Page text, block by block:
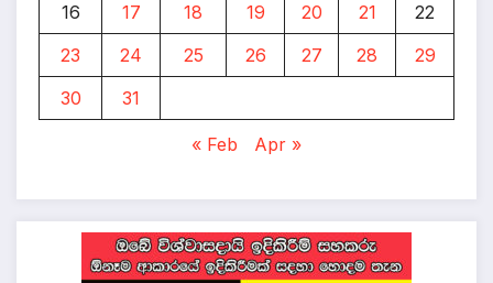
16
17 18 19 20 21
22
23
24 25 26 27 28
29
30
31
« Feb Apr »